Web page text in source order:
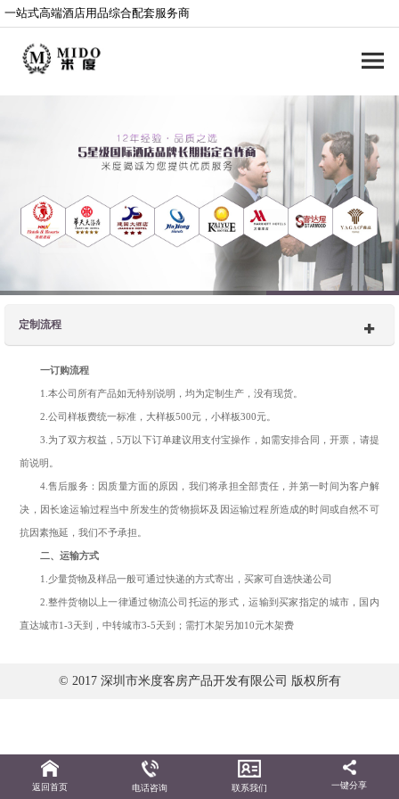
一站式高端酒店用品综合配套服务商
定制流程
一订购流程
1.本公司所有产品如无特别说明，均为定制生产，没有现货。
2.公司样板费统一标准，大样板500元，小样板300元。
3.为了双方权益，5万以下订单建议用支付宝操作，如需安排合同，开票，请提
前说明。
4.售后服务：因质量方面的原因，我们将承担全部责任，并第一时间为客户解
决，因长途运输过程当中所发生的货物损坏及因运输过程所造成的时间或自然不可
抗因素拖延，我们不予承担。
二、运输方式
1.少量货物及样品一般可通过快递的方式寄出，买家可自选快递公司
2.整件货物以上一律通过物流公司托运的形式，运输到买家指定的城市，国内
直达城市1-3天到，中转城市3-5天到；需打木架另加10元木架费
© 2017 深圳市米度客房产品开发有限公司 版权所有
返回首页 电话咨询 联系我们 一键分享